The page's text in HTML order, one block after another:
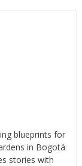
blueprints for
in Bogotá
stories with